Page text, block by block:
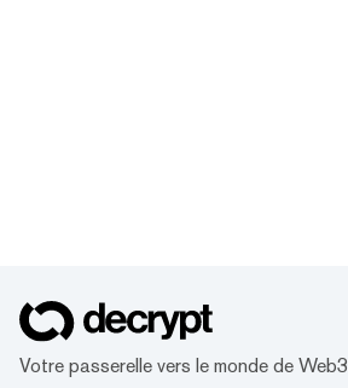
Votre passerelle vers le monde de Web3